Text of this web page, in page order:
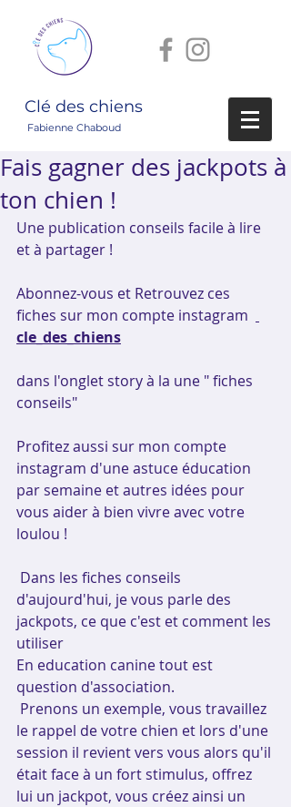
Clé des chiens
Fabienne Chaboud
Fais gagner des jackpots à
ton chien !
Une publication conseils facile à lire
et à partager !
Abonnez-vous et Retrouvez ces
fiches sur mon compte instagram
cle_des_chiens
dans l'onglet story à la une " fiches
conseils"
Profitez aussi sur mon compte
instagram d'une astuce éducation
par semaine et autres idées pour
vous aider à bien vivre avec votre
loulou !
Dans les fiches conseils
d'aujourd'hui, je vous parle des
jackpots, ce que c'est et comment les
utiliser
En education canine tout est
question d'association.
le rappel de votre chien et lors d'une
session il revient vers vous alors qu'il
était face à un fort stimulus, offrez
lui un jackpot, vous créez ainsi un